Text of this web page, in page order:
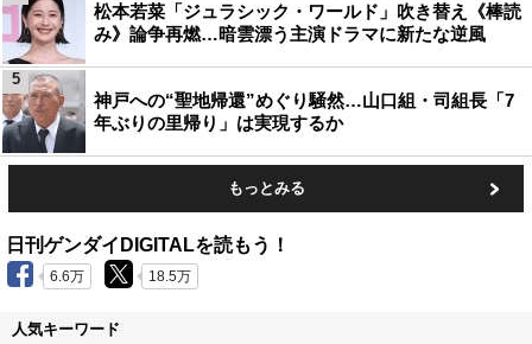
松本若菜「ジュラシック・ワールド」吹き替え《棒読
み》論争再燃…暗雲漂う主演ドラマに新たな逆風
神戸への“聖地帰還”めぐり騒然…山口組・司組長「7
年ぶりの里帰り」は実現するか
5
もっとみる
日刊ゲンダイDIGITALを読もう！
6.6万 18.5万
人気キーワード